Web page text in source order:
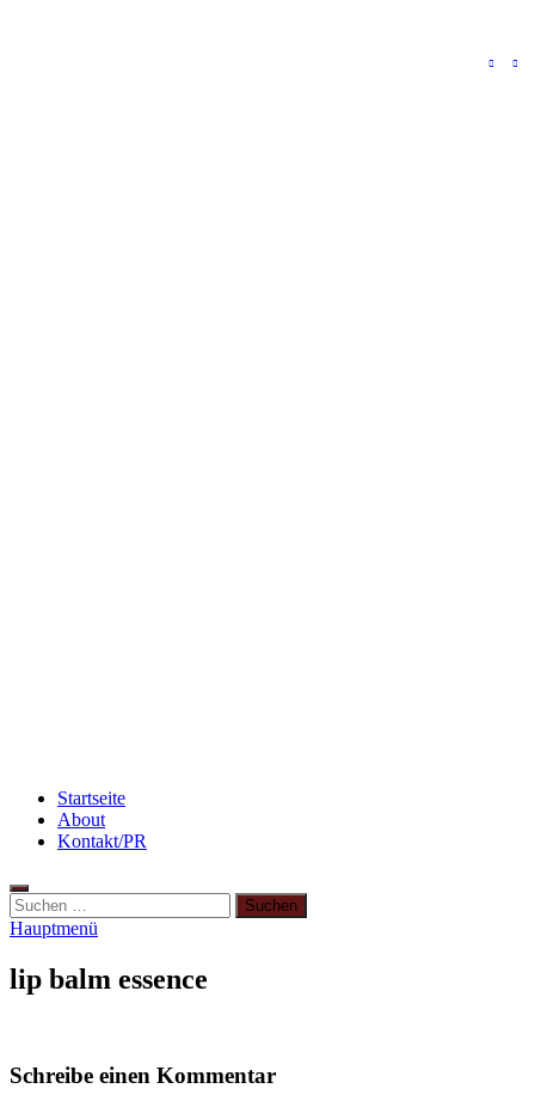
Startseite
About
Kontakt/PR
Hauptmenü
lip balm essence
Schreibe einen Kommentar